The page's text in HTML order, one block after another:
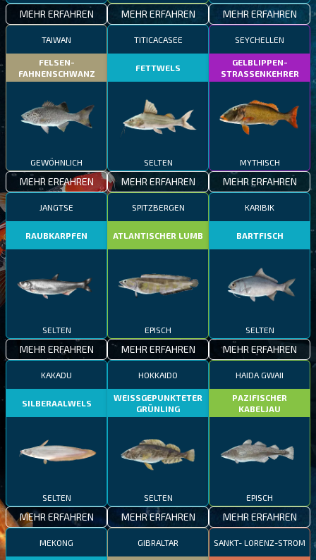
MEHR ERFAHREN MEHR ERFAHREN MEHR ERFAHREN
TAIWAN
FELSEN-
FAHNENSCHWANZ
GEWÖHNLICH
MEHR ERFAHREN
TITICACASEE
FETTWELS
SELTEN
MEHR ERFAHREN
SEYCHELLEN
GELBLIPPEN-
STRASSENKEHRER
MYTHISCH
MEHR ERFAHREN
JANGTSE
RAUBKARPFEN
SELTEN
MEHR ERFAHREN
SPITZBERGEN
ATLANTISCHER LUMB
EPISCH
MEHR ERFAHREN
KARIBIK
BARTFISCH
SELTEN
MEHR ERFAHREN
KAKADU
SILBERAALWELS
SELTEN
MEHR ERFAHREN
HOKKAIDO
WEISSGEPUNKTETER
GRÜNLING
SELTEN
MEHR ERFAHREN
HAIDA GWAII
PAZIFISCHER
KABELJAU
EPISCH
MEHR ERFAHREN
MEKONG GIBRALTAR SANKT- LORENZ-STROM